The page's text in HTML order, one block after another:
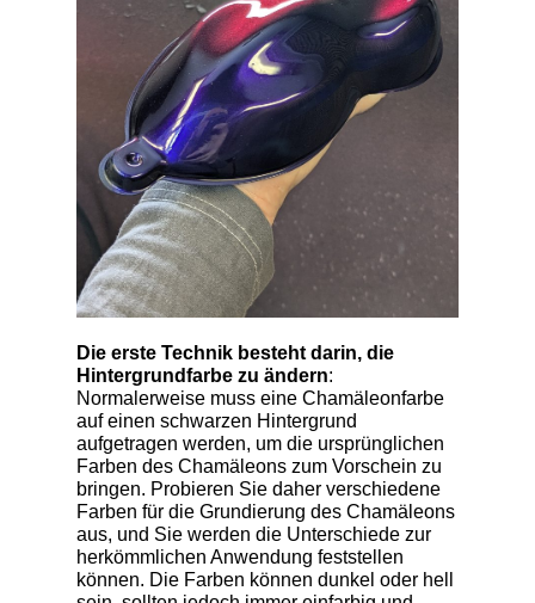
Die erste Technik besteht darin, die
Hintergrundfarbe zu ändern:
Normalerweise muss eine Chamäleonfarbe
auf einen schwarzen Hintergrund
aufgetragen werden, um die ursprünglichen
Farben des Chamäleons zum Vorschein zu
bringen. Probieren Sie daher verschiedene
Farben für die Grundierung des Chamäleons
aus, und Sie werden die Unterschiede zur
herkömmlichen Anwendung feststellen
können. Die Farben können dunkel oder hell